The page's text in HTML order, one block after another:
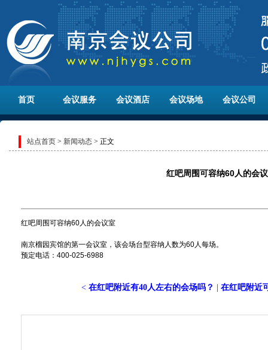
首页 会议服务 会议酒店 会议场地 会议公司
站点首页 > 新闻动态 > 正文
红吧周围可容纳60人的会
红吧周围可容纳60人的会议室
南京榴园宾馆的第一会议室，该会场台型容纳人数为60人每场。
预定电话：400-025-6988
< 在红吧附近有40人左右的会场吗？ 在红吧附近